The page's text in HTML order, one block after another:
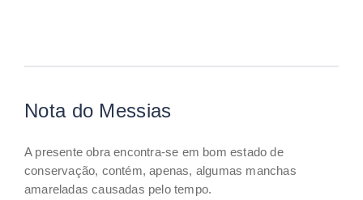
Nota do Messias
A presente obra encontra-se em bom estado de
conservação, contém, apenas, algumas manchas
amareladas causadas pelo tempo.